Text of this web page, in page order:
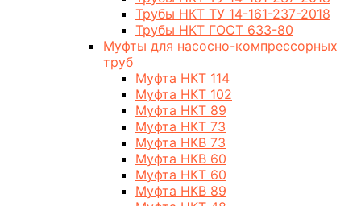
Трубы НКТ ТУ 14-161-237-2018
Трубы НКТ ГОСТ 633-80
Муфты для насосно-компрессорных
труб
Муфта НКТ 114
Муфта НКТ 102
Муфта НКТ 89
Муфта НКТ 73
Муфта НКВ 73
Муфта НКВ 60
Муфта НКТ 60
Муфта НКВ 89